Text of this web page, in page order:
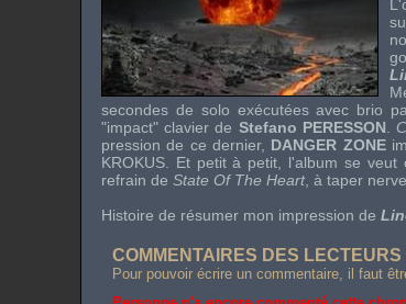
secondes de solo exécutées avec brio
"impact" clavier de Stefano PERESSON
pression de ce dernier, DANGER ZONE
KROKUS . Et petit à petit, l'album se
refrain de State Of The Heart, à taper
Histoire de résumer mon impression de
COMMENTAIRES DES LECTEURS
Pour pouvoir écrire un commentaire, il faut